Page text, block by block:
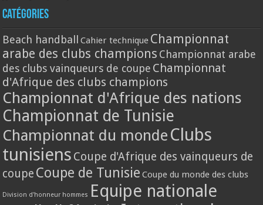
Catégories
Beach handball Cahier technique Championnat
arabe des clubs champions Championnat arabe
des clubs vainqueurs de coupe Championnat
d'Afrique des clubs champions
Championnat d'Afrique des nations
Championnat de Tunisie
Championnat du monde Clubs
tunisiens Coupe d'Afrique des vainqueurs de
coupe Coupe de Tunisie Coupe du monde des clubs
Division d'honneur hommes Equipe nationale